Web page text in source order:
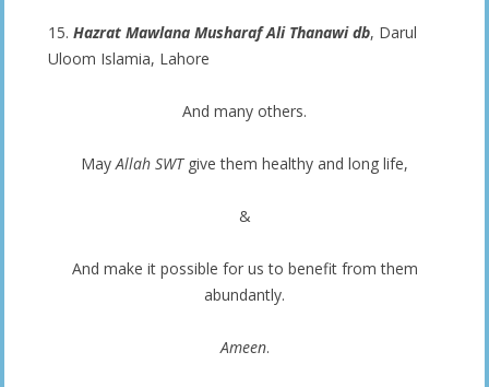
15. Hazrat Mawlana Musharaf Ali Thanawi db, Darul
Uloom Islamia, Lahore
And many others.
May Allah SWTgive them healthy and long life,
&
And make it possible for us to benefit from them
abundantly.
Ameen.